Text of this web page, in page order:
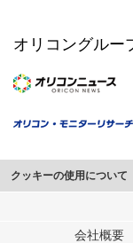
オリコングルー
クッキーの使用について
このサイトでは Cookie
行っています。会社概要